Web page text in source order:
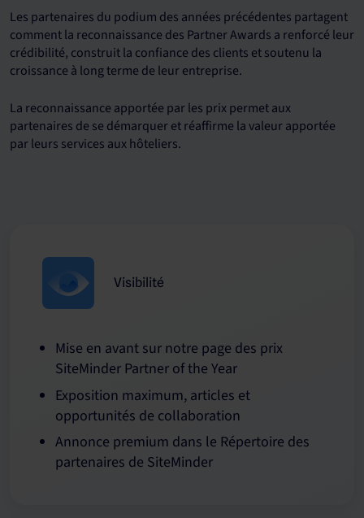
Les partenaires du podium des années précédentes partagent
comment la reconnaissance des Partner Awards a renforcé leur
crédibilité, construit la confiance des clients et soutenu la
croissance à long terme de leur entreprise.
La reconnaissance apportée par les prix permet aux
partenaires de se démarquer et réaffirme la valeur apportée
par leurs services aux hôteliers.
Visibilité
Mise en avant sur notre page des prix
SiteMinder Partner of the Year
Exposition maximum, articles et
opportunités de collaboration
Annonce premium dans le Répertoire des
partenaires de SiteMinder